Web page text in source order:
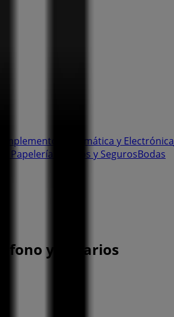
Informática y Electrónica
Papelerías Bancos y SegurosBodas
y horarios